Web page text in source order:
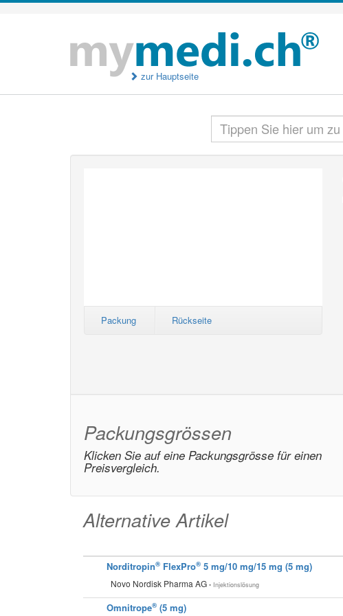
zur Hauptseite
Packung Rückseite
Packungsgrössen
Klicken Sie auf eine Packungsgrösse für einen
Preisvergleich.
Alternative Artikel
Norditropin® FlexPro® 5 mg/10 mg/15 mg (5 mg)
Novo Nordisk Pharma AG • Injektionslösung
Omnitrope® (5 mg)